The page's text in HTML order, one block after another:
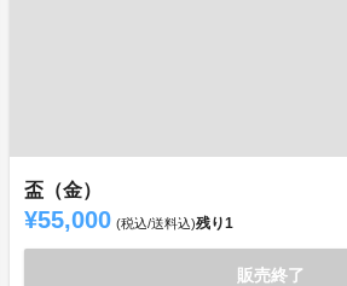
盃（金）
¥55,000 (税込/送料込)残り1
販売終了